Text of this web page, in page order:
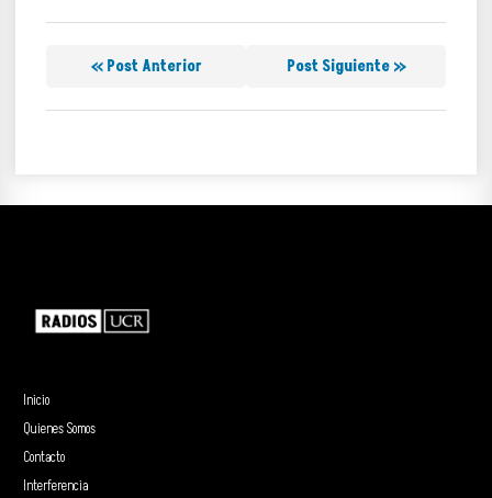
« Post Anterior Post Siguiente »
Inicio
Quienes Somos
Contacto
Interferencia